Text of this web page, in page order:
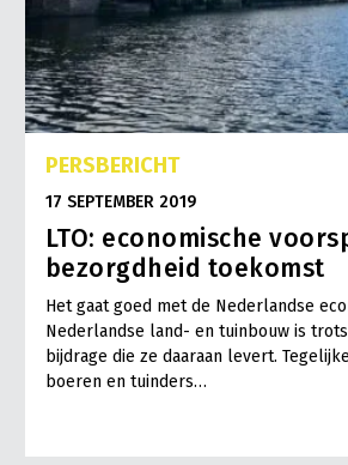
PERSBERICHT
17 SEPTEMBER 2019
LTO: economische
bezorgdheid toekomst
Het gaat goed met de Nederlandse
Nederlandse land- en tuinbouw is
bijdrage die ze daaraan levert.
boeren en tuinders…